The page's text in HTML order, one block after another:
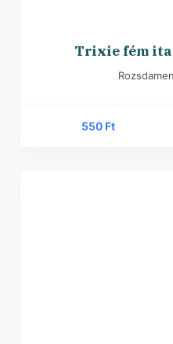
Trixie fém
550 Ft